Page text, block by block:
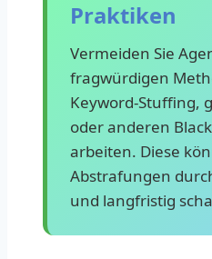
Praktiken
Vermeiden Sie
fragwürdigen
Keyword-Stuffing,
oder anderen
arbeiten. Diese
Abstrafungen
und langfristig